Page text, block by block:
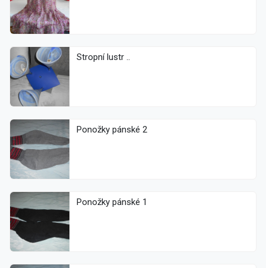
Stropní lustr ..
Ponožky pánské 2
Ponožky pánské 1